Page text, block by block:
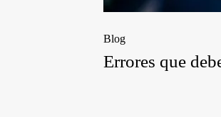
Blog
Errores que